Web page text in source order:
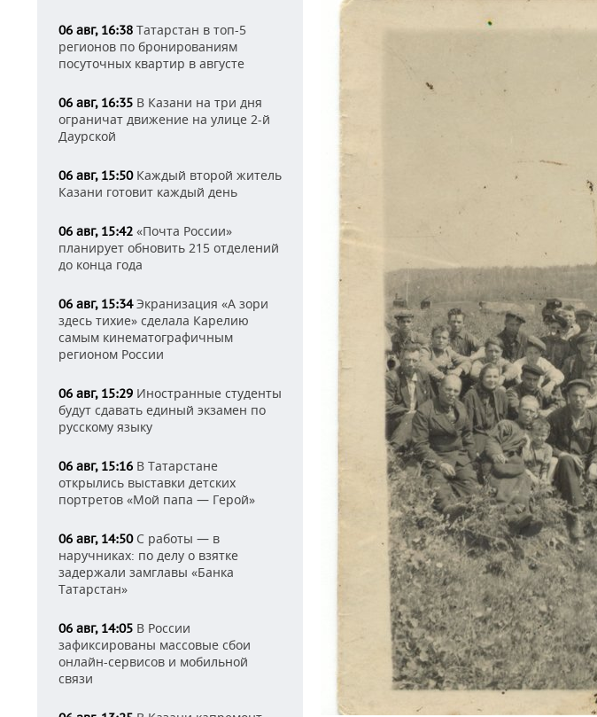
06 авг, 16:38 Татарстан в топ-5
регионов по бронированиям
посуточных квартир в августе
06 авг, 16:35 В Казани на три дня
ограничат движение на улице 2-й
Даурской
06 авг, 15:50Каждый второй житель
Казани готовит каждый день
06 авг, 15:42 «Почта России»
планирует обновить 215 отделений
до конца года
06 авг, 15:34Экранизация «А зори
здесь тихие» сделала Карелию
самым кинематографичным
регионом России
06 авг, 15:29 Иностранные студенты
будут сдавать единый экзамен по
русскому языку
06 авг, 15:16 В Татарстане
открылись выставки детских
портретов «Мой папа — Герой»
06 авг, 14:50С работы — в
наручниках: по делу о взятке
задержали замглавы «Банка
Татарстан»
06 авг, 14:05 В России
зафиксированы массовые сбои
онлайн-сервисов и мобильной
связи